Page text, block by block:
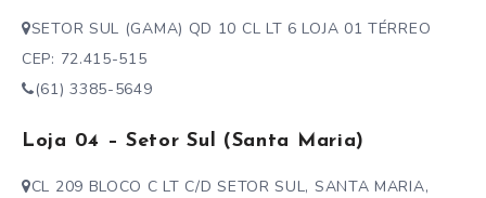
SETOR SUL (GAMA) QD 10 CL LT 6 LOJA 01 TÉRREO
CEP: 72.415-515
(61) 3385-5649
Loja 04 – Setor Sul (Santa Maria)
CL 209 BLOCO C LT C/D SETOR SUL, SANTA MARIA,